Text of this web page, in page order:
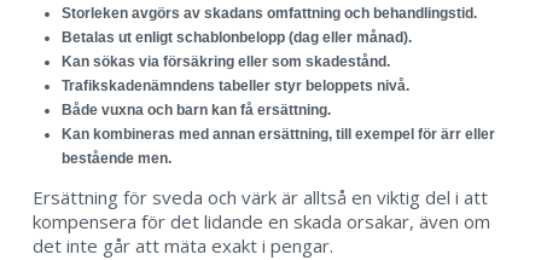
Storleken avgörs av skadans omfattning och behandlingstid.
Betalas ut enligt schablonbelopp (dag eller månad).
Kan sökas via försäkring eller som skadestånd.
Trafikskadenämndens tabeller styr beloppets nivå.
Både vuxna och barn kan få ersättning.
Kan kombineras med annan ersättning, till exempel för ärr eller
bestående men.
Ersättning för sveda och värk är alltså en viktig del i att
kompensera för det lidande en skada orsakar, även om
det inte går att mäta exakt i pengar.